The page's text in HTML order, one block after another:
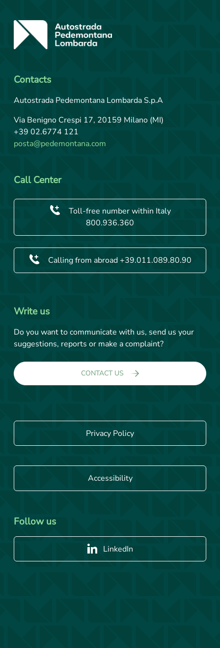
Contacts
Autostrada Pedemontana Lombarda S.p.A
Via Benigno Crespi 17, 20159 Milano (MI)
+39 02.6774 121
posta@pedemontana.com
Call Center
Toll-free number within Italy
800.936.360
Calling from abroad +39.011.089.80.90
Write us
Do you want to communicate with us, send us your
suggestions, reports or make a complaint?
CONTACT US
Privacy Policy
Accessibility
Follow us
LinkedIn